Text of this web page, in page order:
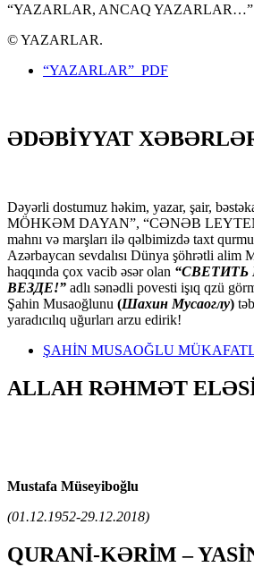
“YAZARLAR, ANCAQ YAZARLAR…”
© YAZARLAR.
“YAZARLAR” PDF
ƏDƏBİYYAT
Dəyərli dostumuz həkim, yazar, şair,
MÖHKƏM DAYAN”, “CƏNƏB
mahnı və marşları ilə qəlbimizdə taxt
Azərbaycan sevdalısı Dünya şöhrətli alim
haqqında çox vacib əsər olan “СВЕТИТЬ
ВЕЗДЕ!” adlı sənədli povesti işıq qzü
Şahin Musaoğlunu (Шахин Мусаоглу)
yaradıcılıq uğurları arzu edirik!
ŞAHİN MUSAOĞLU
ALLAH RƏHMƏT
Mustafa Müseyiboğlu
(01.12.1952-29.12.2018)
QURANİ-KƏRİM –